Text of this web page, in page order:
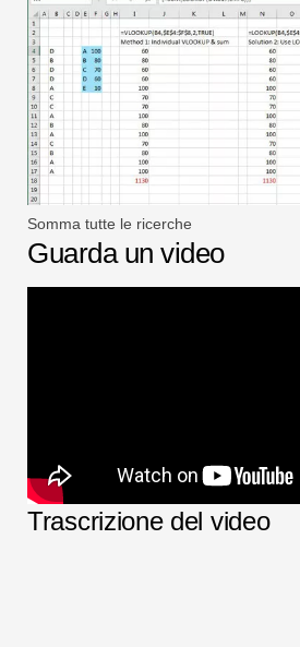
Somma tutte le ricerche
Guarda un video
Trascrizione del video